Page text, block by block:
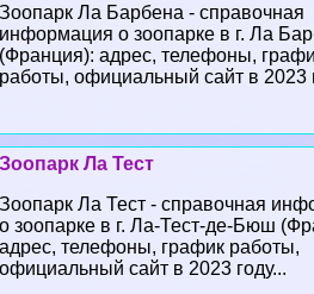
Зоопарк Ла Барбена - справочная
информация о зоопарке в г. Ла
(Франция): адрес, телефоны,
работы, официальный сайт в 2023
Зоопарк Ла Тест
Зоопарк Ла Тест - справочная
о зоопарке в г. Ла-Тест-де-Бюш
адрес, телефоны, график работы,
официальный сайт в 2023 году...